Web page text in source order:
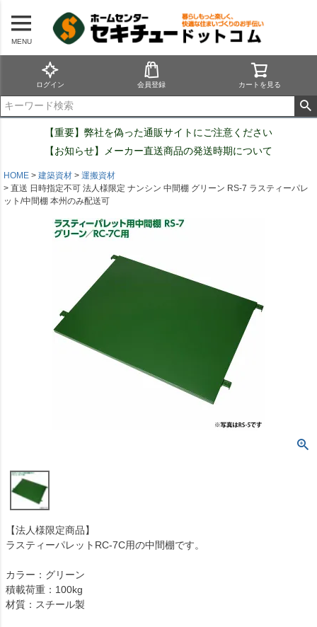
MENU
ログイン 会員登録 カートを見る
【重要】弊社を偽った通販サイトにご注意ください
【お知らせ】メーカー直送商品の発送時期について
HOME 建築資材
運搬資材
直送 日時指定不可 法人様限定 ナンシン 中間棚 グリーン RS-7 ラスティーパレ
ット/中間棚 本州のみ配送可
【法人様限定商品】
ラスティーパレットRC-7C用の中間棚です。
カラー：グリーン
積載荷重：100kg
材質：スチール製